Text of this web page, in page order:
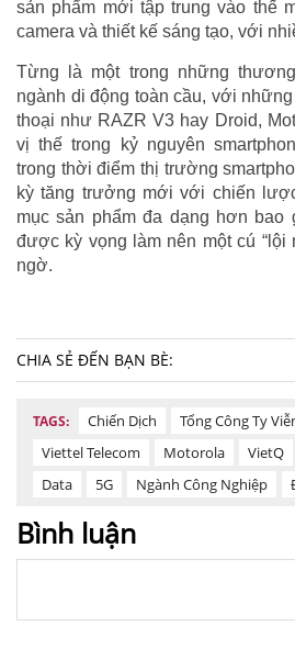
sản phẩm mới tập trung vào thế
camera và thiết kế sáng tạo, với
Từng là một trong những
ngành di động toàn cầu, với
thoại như RAZR V3 hay Droid,
vị thế trong kỷ nguyên
trong thời điểm thị trường
kỳ tăng trưởng mới với chiến
mục sản phẩm đa dạng hơn bao
được kỳ vọng làm nên một cú “lội
ngờ.
CHIA SẺ ĐẾN BẠN BÈ:
TAGS: Chiến Dịch
Tổng Công Ty
Viettel Telecom
Motorola VietQ
Data
5G Ngành Công Nghiệp
Bình luận